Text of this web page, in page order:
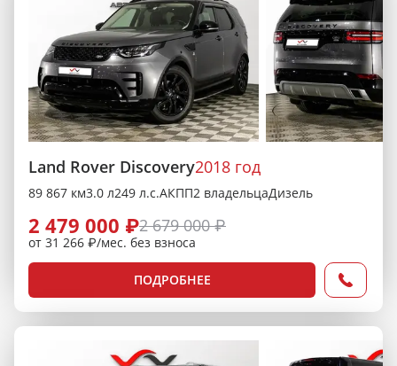
Land Rover Discovery2018 год
89 867 км3.0 л249 л.с.АКПП2 владельцаДизель
2 479 000 ₽2 679 000 ₽
от 31 266 ₽/мес. без взноса
ПОДРОБНЕЕ